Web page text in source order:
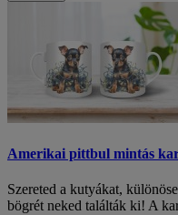
Amerikai pittbul mintás
Szereted a kutyákat,
bögrét neked találták ki! A